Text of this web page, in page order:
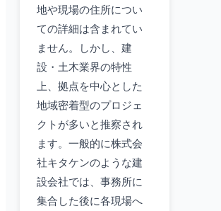
地や現場の住所につい
ての詳細は含まれてい
ません。しかし、建
設・土木業界の特性
上、拠点を中心とした
地域密着型のプロジェ
クトが多いと推察され
ます。一般的に株式会
社キタケンのような建
設会社では、事務所に
集合した後に各現場へ